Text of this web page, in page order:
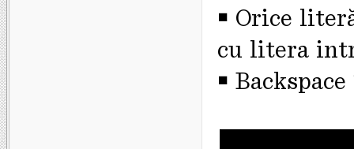
￭ Orice
cu litera
￭